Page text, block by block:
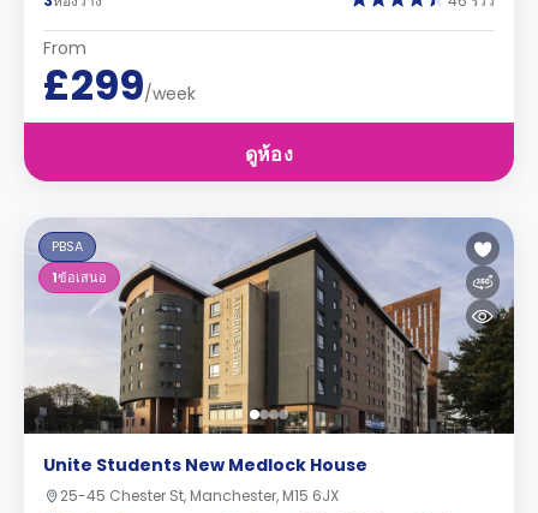
From
£299/week
ดูห้อง
PBSA
1ข้อเสนอ
Unite Students New Medlock House
25-45 Chester St, Manchester, M15 6JX